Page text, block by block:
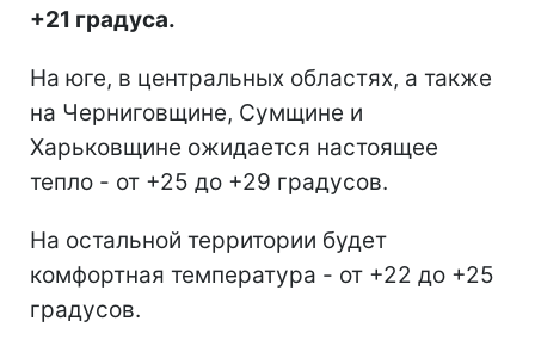
+21 градуса.
На юге, в центральных областях, а также
на Черниговщине, Сумщине и
Харьковщине ожидается настоящее
тепло - от +25 до +29 градусов.
На остальной территории будет
комфортная температура - от +22 до +25
градусов.